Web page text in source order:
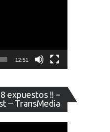
12:51
expuestos !! –
– TransMedia
de
vídeo